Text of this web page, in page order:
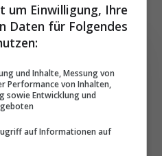
und
direkt in
Postfach
um Einwilligung, Ihre
Daten für Folgendes
und Inhalte, Messung von
Performance von Inhalten,
sowie Entwicklung und
auf Informationen auf